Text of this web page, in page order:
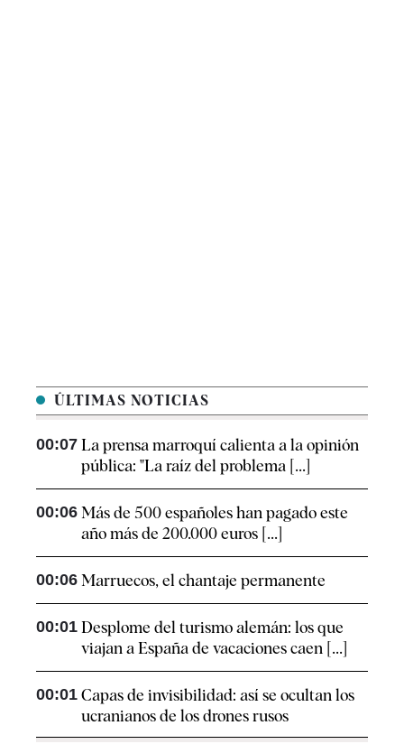
ÚLTIMAS NOTICIAS
00:07 La prensa marroquí calienta a la opinión
pública: "La raíz del problema [...]
00:06 Más de 500 españoles han pagado este
año más de 200.000 euros [...]
00:06 Marruecos, el chantaje permanente
00:01 Desplome del turismo alemán: los que
viajan a España de vacaciones caen [...]
00:01 Capas de invisibilidad: así se ocultan los
ucranianos de los drones rusos